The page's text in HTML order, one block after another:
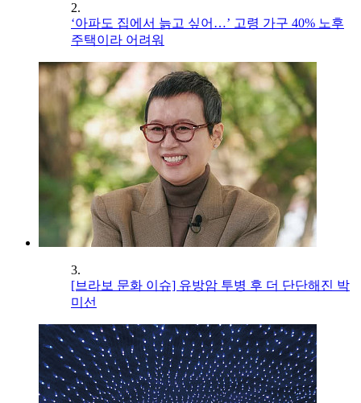
2.
‘아파도 집에서 늙고 싶어…’ 고령 가구 40% 노후
주택이라 어려워
3.
[브라보 문화 이슈] 유방암 투병 후 더 단단해진 박
미선